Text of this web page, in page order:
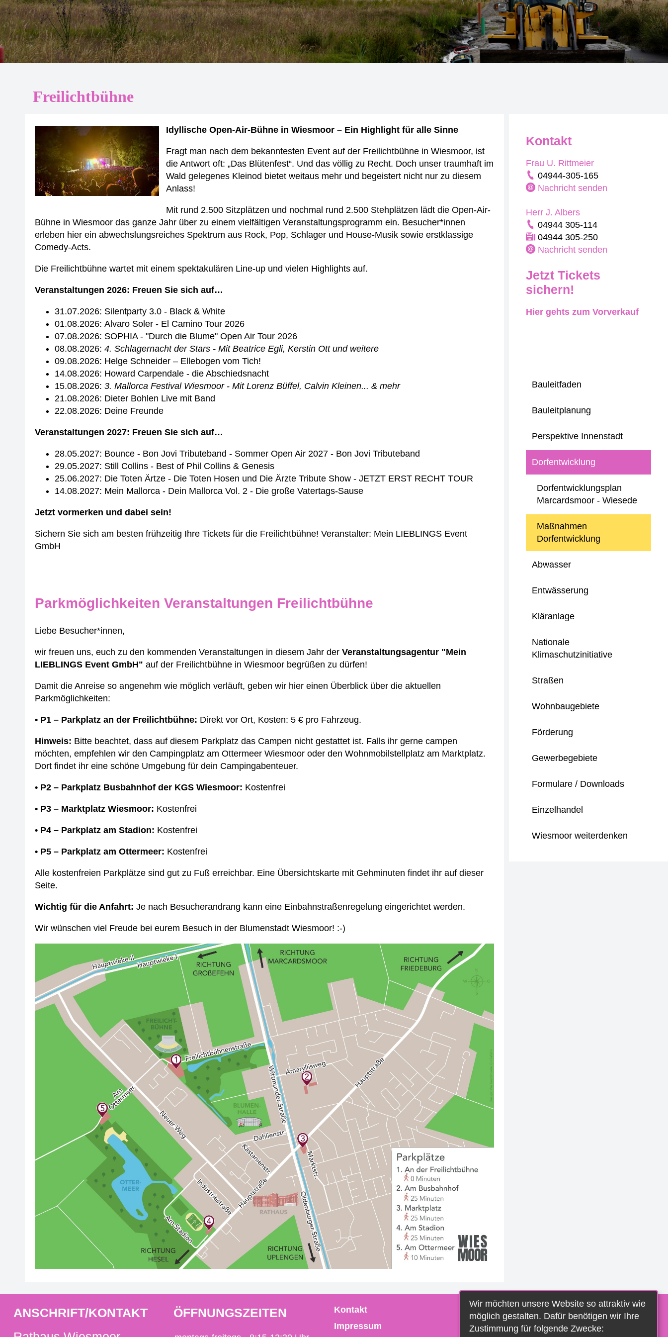
Freilichtbühne
Idyllische Open-Air-Bühne in Wiesmoor – Ein Highlight für alle Sinne
Fragt man nach dem bekanntesten Event auf der Freilichtbühne in Wiesmoor, ist
die Antwort oft: „Das Blütenfest“. Und das völlig zu Recht. Doch unser traumhaft im
Wald gelegenes Kleinod bietet weitaus mehr und begeistert nicht nur zu diesem
Anlass!
Mit rund 2.500 Sitzplätzen und nochmal rund 2.500 Stehplätzen lädt die Open-Air-
Bühne in Wiesmoor das ganze Jahr über zu einem vielfältigen Veranstaltungsprogramm ein. Besucher*innen
erleben hier ein abwechslungsreiches Spektrum aus Rock, Pop, Schlager und House-Musik sowie erstklassige
Comedy-Acts.
Die Freilichtbühne wartet mit einem spektakulären Line-up und vielen Highlights auf.
Veranstaltungen 2026: Freuen Sie sich auf…
31.07.2026: Silentparty 3.0 - Black & White
01.08.2026: Alvaro Soler - El Camino Tour 2026
07.08.2026: SOPHIA - "Durch die Blume" Open Air Tour 2026
08.08.2026: 4. Schlagernacht der Stars - Mit Beatrice Egli, Kerstin Ott und weitere
09.08.2026: Helge Schneider – Ellebogen vom Tich!
14.08.2026: Howard Carpendale - die Abschiedsnacht
15.08.2026: 3. Mallorca Festival Wiesmoor - Mit Lorenz Büffel, Calvin Kleinen... & mehr
21.08.2026: Dieter Bohlen Live mit Band
22.08.2026: Deine Freunde
Veranstaltungen 2027: Freuen Sie sich auf…
28.05.2027: Bounce - Bon Jovi Tributeband - Sommer Open Air 2027 - Bon Jovi Tributeband
29.05.2027: Still Collins - Best of Phil Collins & Genesis
25.06.2027: Die Toten Ärtze - Die Toten Hosen und Die Ärzte Tribute Show - JETZT ERST RECHT TOUR
14.08.2027: Mein Mallorca - Dein Mallorca Vol. 2 - Die große Vatertags-Sause
Jetzt vormerken und dabei sein!
Sichern Sie sich am besten frühzeitig Ihre Tickets für die Freilichtbühne! Veranstalter: Mein LIEBLINGS Event
GmbH
Parkmöglichkeiten Veranstaltungen Freilichtbühne
Liebe Besucher*innen,
wir freuen uns, euch zu den kommenden Veranstaltungen in diesem Jahr der Veranstaltungsagentur "Mein
LIEBLINGS Event GmbH" auf der Freilichtbühne in Wiesmoor begrüßen zu dürfen!
Damit die Anreise so angenehm wie möglich verläuft, geben wir hier einen Überblick über die aktuellen
Parkmöglichkeiten:
• P1 – Parkplatz an der Freilichtbühne: Direkt vor Ort, Kosten: 5 € pro Fahrzeug.
Hinweis: Bitte beachtet, dass auf diesem Parkplatz das Campen nicht gestattet ist. Falls ihr gerne campen
möchten, empfehlen wir den Campingplatz am Ottermeer Wiesmoor oder den Wohnmobilstellplatz am Marktplatz.
Dort findet ihr eine schöne Umgebung für dein Campingabenteuer.
• P2 – Parkplatz Busbahnhof der KGS Wiesmoor: Kostenfrei
• P3 – Marktplatz Wiesmoor: Kostenfrei
• P4 – Parkplatz am Stadion: Kostenfrei
• P5 – Parkplatz am Ottermeer: Kostenfrei
Alle kostenfreien Parkplätze sind gut zu Fuß erreichbar. Eine Übersichtskarte mit Gehminuten findet ihr auf dieser
Seite.
Wichtig für die Anfahrt: Je nach Besucherandrang kann eine Einbahnstraßenregelung eingerichtet werden.
Wir wünschen viel Freude bei eurem Besuch in der Blumenstadt Wiesmoor! :-)
Bauleitfaden
Bauleitplanung
Perspektive Innenstadt
Dorfentwicklung
Dorfentwicklungsplan
Marcardsmoor - Wiesede
Maßnahmen
Dorfentwicklung
Abwasser
Entwässerung
Kläranlage
Nationale
Klimaschutzinitiative
Straßen
Wohnbaugebiete
Förderung
Gewerbegebiete
Formulare / Downloads
Einzelhandel
Wiesmoor weiterdenken
Kontakt
Frau U. Rittmeier
04944-305-165
Nachricht senden
Herr J. Albers
04944 305-114
04944 305-250
Nachricht senden
Jetzt Tickets
sichern!
Hier gehts zum Vorverkauf
ANSCHRIFT/KONTAKT
ÖFFNUNGSZEITEN
Kontakt
Impressum
Wir möchten unsere Website so attraktiv wie
möglich gestalten. Dafür benötigen wir Ihre
Zustimmung für folgende Zwecke: